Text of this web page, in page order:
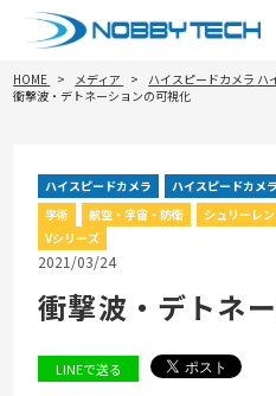
HOME メディア ハイスピードカメラ ハ
衝撃波・デトネーションの可視化
ハイスピードカメラ ハイスピードカメ
学術
航空・宇宙・防衛 シュリーレ
Vシリーズ
2021/03/24
衝撃波・デトネ
LINEで送る